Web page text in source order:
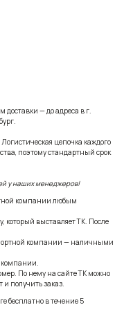
доставки — до адреса в г.
цепочка каждого
поэтому стандартный срок
у наших менеджеров!
компании любым
который выставляет ТК. После
компании — наличными
компании.
По нему на сайте ТК можно
и получить заказ.
бесплатно в течение 5